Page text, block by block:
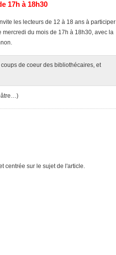
17h à 18h30
les lecteurs de 12 à 18 ans à participer
mercredi du mois de 17h à 18h30, avec la
de coeur des bibliothécaires, et
centrée sur le sujet de l'article.